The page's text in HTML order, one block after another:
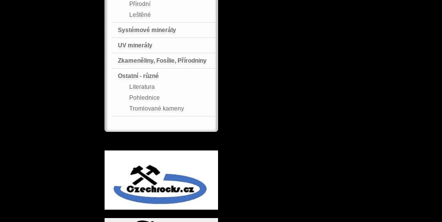
Přírodní
Leštěné
Systémové minerály
UV minerály
Zkameněliny, Fosílie, Přírodniny
Ostatní - různé
Literatura
Pohlednice
Tromlované kameny